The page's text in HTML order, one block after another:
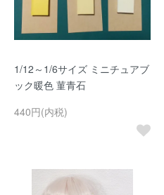
1/12～1/6サイズ ミニチュアブ
ック暖色 菫青石
440円(内税)